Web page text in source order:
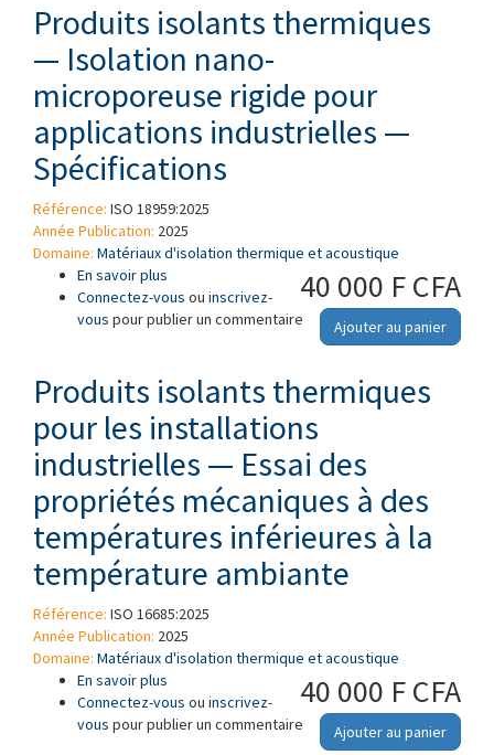
Produits isolants thermiques
— Isolation nano-
microporeuse rigide pour
applications industrielles —
Spécifications
Référence: ISO 18959:2025
Année Publication: 2025
Domaine: Matériaux d'isolation thermique et acoustique
40 000 F CFA
Ajouter au panier
En savoir plus à propos de Produits isolants thermiques —
Isolation nano-microporeuse rigide pour
applications industrielles — Spécifications
Connectez-vous ou inscrivez-
vous pour publier un commentaire
Produits isolants thermiques
pour les installations
industrielles — Essai des
propriétés mécaniques à des
températures inférieures à la
température ambiante
Référence: ISO 16685:2025
Année Publication: 2025
Domaine: Matériaux d'isolation thermique et acoustique
40 000 F CFA
Ajouter au panier
En savoir plus à propos de Produits isolants thermiques pour
les installations industrielles — Essai des
propriétés mécaniques à des températures
inférieures à la température ambiante
Connectez-vous ou inscrivez-
vous pour publier un commentaire